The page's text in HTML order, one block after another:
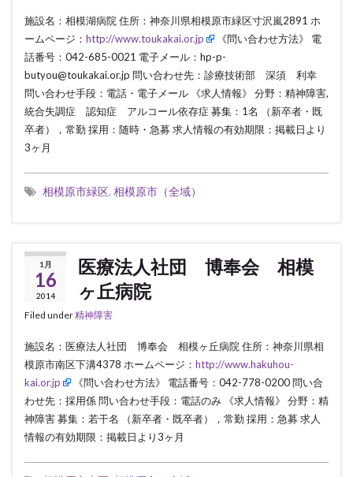
施設名：相模湖病院 住所：神奈川県相模原市緑区寸沢嵐2891 ホ
ームページ： http://www.toukakai.or.jp
《問い合わせ方法》 電
話番号：042-685-0021 電子メール：hp-p-
butyou@toukakai.or.jp 問い合わせ先：診療技術部 深須 利幸
問い合わせ手段：電話・電子メール 《求人情報》 分野：精神障害,
統合失調症 認知症 アルコール依存症 募集：1名 （新卒者・既
卒者），常勤 採用：随時・急募 求人情報の有効期限：掲載日より
3ヶ月
相模原市緑区, 相模原市（全域）
1月
16
2014
医療法人社団 博奉会 相模
ヶ丘病院
Filed under精神障害
施設名：医療法人社団 博奉会 相模ヶ丘病院 住所：神奈川県相
模原市南区下溝4378 ホームページ： http://www.hakuhou-
kai.or.jp
《問い合わせ方法》 電話番号：042-778-0200 問い合
わせ先：採用係 問い合わせ手段：電話のみ 《求人情報》 分野：精
神障害 募集：若干名 （新卒者・既卒者），常勤 採用：急募 求人
情報の有効期限：掲載日より3ヶ月